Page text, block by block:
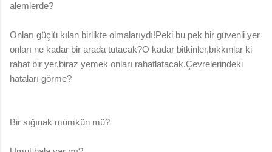
alemlerde?
Onları güçlü kılan birlikte olmalarıydı!Peki bu pek bir güvenli yer
onları ne kadar bir arada tutacak?O kadar bitkinler,bıkkınlar ki
rahat bir yer,biraz yemek onları rahatlatacak.Çevrelerindeki
hataları görme?
Bir sığınak mümkün mü?